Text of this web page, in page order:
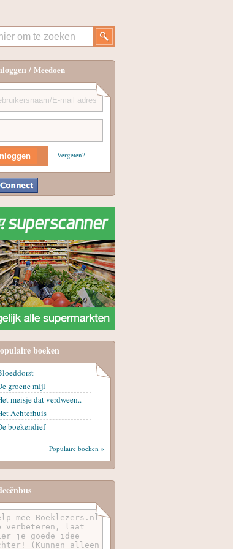
/ Meedoen
Vergeten?
boeken
groene mijl
meisje dat verdween..
Achterhuis
boekendief
Populaire boeken »